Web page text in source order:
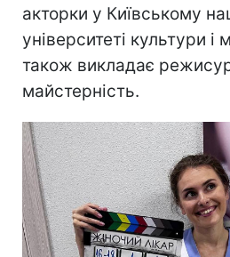
акторки у Київському
університеті культури і
також викладає
майстерність.